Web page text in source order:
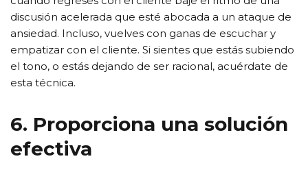
discusión acelerada que esté abocada a un ataque de
ansiedad. Incluso, vuelves con ganas de escuchar y
empatizar con el cliente. Si sientes que estás subiendo
el tono, o estás dejando de ser racional, acuérdate de
esta técnica.
6. Proporciona una solución
efectiva